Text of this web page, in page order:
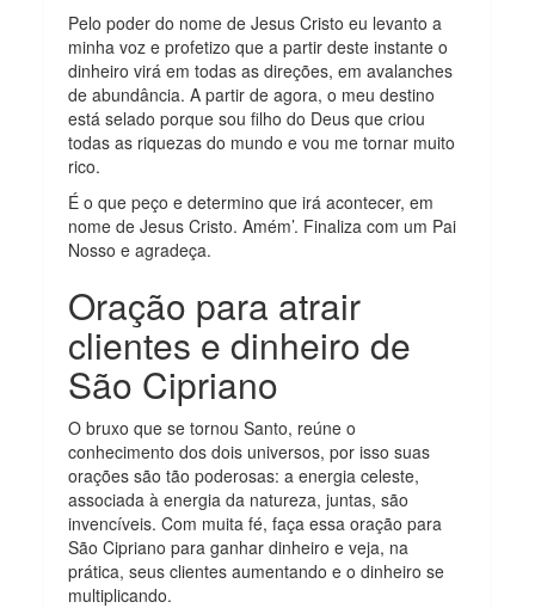
Pelo poder do nome de Jesus Cristo eu levanto a
minha voz e profetizo que a partir deste instante o
dinheiro virá em todas as direções, em avalanches
de abundância. A partir de agora, o meu destino
está selado porque sou filho do Deus que criou
todas as riquezas do mundo e vou me tornar muito
rico.
É o que peço e determino que irá acontecer, em
nome de Jesus Cristo. Amém’. Finaliza com um Pai
Nosso e agradeça.
Oração para atrair
clientes e dinheiro de
São Cipriano
O bruxo que se tornou Santo, reúne o
conhecimento dos dois universos, por isso suas
orações são tão poderosas: a energia celeste,
associada à energia da natureza, juntas, são
invencíveis. Com muita fé, faça essa oração para
São Cipriano para ganhar dinheiro e veja, na
prática, seus clientes aumentando e o dinheiro se
multiplicando.